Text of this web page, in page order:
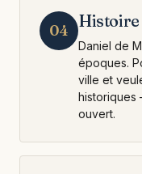
04 Histoire
Daniel de
époques.
ville et
historiques
ouvert.